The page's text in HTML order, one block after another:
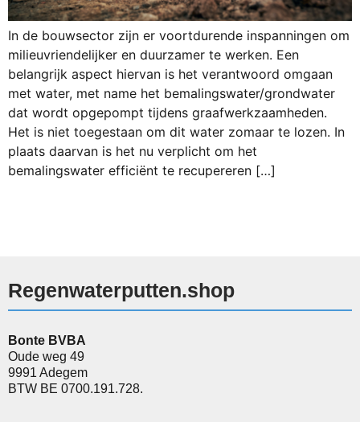
In de bouwsector zijn er voortdurende inspanningen om
milieuvriendelijker en duurzamer te werken. Een
belangrijk aspect hiervan is het verantwoord omgaan
met water, met name het bemalingswater/grondwater
dat wordt opgepompt tijdens graafwerkzaamheden.
Het is niet toegestaan om dit water zomaar te lozen. In
plaats daarvan is het nu verplicht om het
bemalingswater efficiënt te recupereren […]
Regenwaterputten.shop
Bonte BVBA
Oude weg 49
9991 Adegem
BTW BE 0700.191.728.